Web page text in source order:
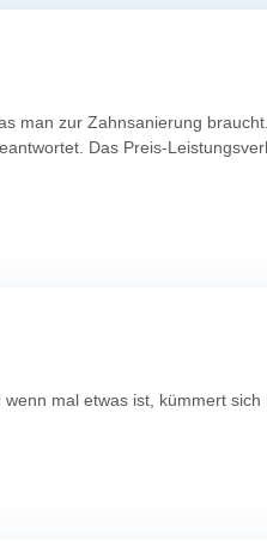
man zur Zahnsanierung
Das Preis-
mal etwas ist, kümmert